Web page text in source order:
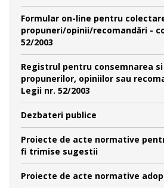
Formular on-line pentru
propuneri/opinii/recomandări -
52/2003
Registrul pentru consemnarea
propunerilor, opiniilor sau
Legii nr. 52/2003
Dezbateri publice
Proiecte de acte normative
fi trimise sugestii
Proiecte de acte normative